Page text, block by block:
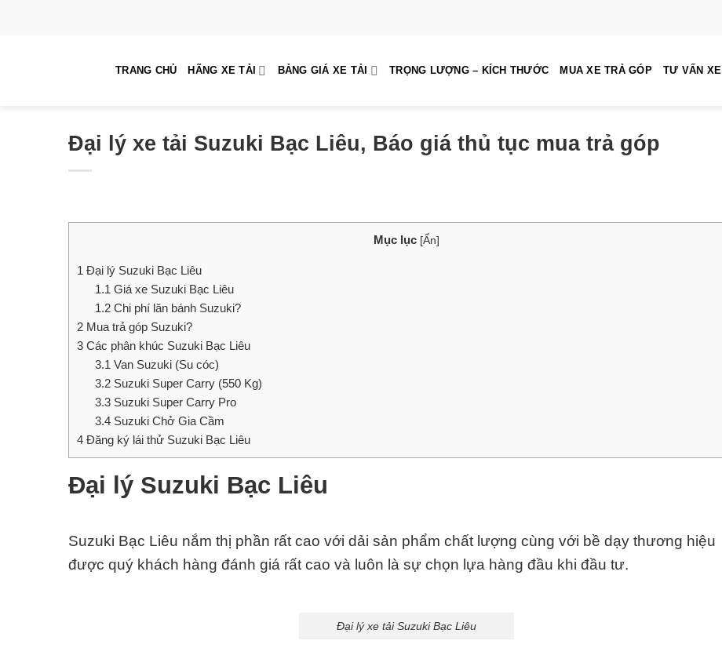
TRANG CHỦ HÃNG XE TẢI BẢNG GIÁ XE TẢI TRỌNG LƯỢNG – KÍCH THƯỚC MUA XE TRẢ GÓP TƯ VẤN XE
Đại lý xe tải Suzuki Bạc Liêu, Báo giá thủ tục mua trả góp
Mục lục [Ẩn]
1 Đại lý Suzuki Bạc Liêu
1.1 Giá xe Suzuki Bạc Liêu
1.2Chi phí lăn bánh Suzuki?
2 Mua trả góp Suzuki?
3 Các phân khúc Suzuki Bạc Liêu
3.1 Van Suzuki (Su cóc)
3.2Suzuki Super Carry (550 Kg)
3.3Suzuki Super Carry Pro
3.4Suzuki Chở Gia Cầm
4 Đăng ký lái thử Suzuki Bạc Liêu
Đại lý Suzuki Bạc Liêu
Suzuki Bạc Liêu nắm thị phần rất cao với dải sản phẩm chất lượng cùng với bề dạy thương hiệu
được quý khách hàng đánh giá rất cao và luôn là sự chọn lựa hàng đầu khi đầu tư.
Đại lý xe tải Suzuki Bạc Liêu